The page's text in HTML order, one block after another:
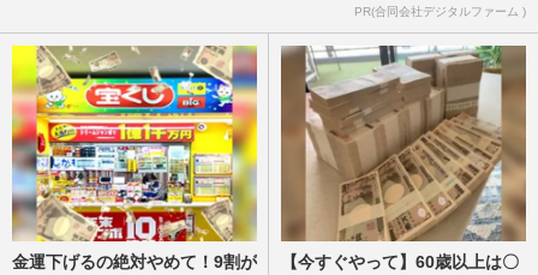
PR(合同会社デジタルファーム )
金運下げるの絶対やめて！9割が
【今すぐやって】60歳以上は〇